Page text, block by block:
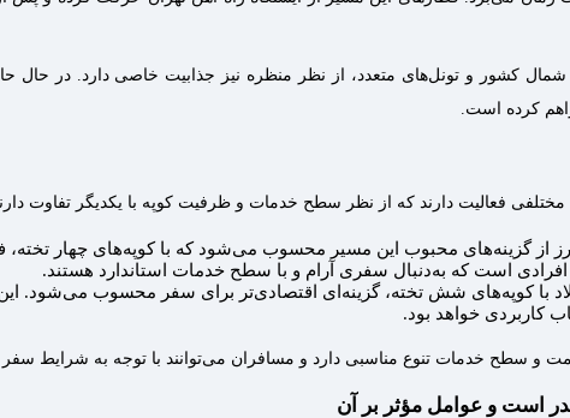
کشور و تونل‌های متعدد، از نظر منظره نیز جذابیت خاصی دارد. در حال
کرده است.
فعالیت دارند که از نظر سطح خدمات و ظرفیت کوپه با یکدیگر تفاوت
از گزینه‌های محبوب این مسیر محسوب می‌شود که با کوپه‌های چهار
افرادی است که به‌دنبال سفری آرام و با سطح خدمات استاندارد هستند.
با کوپه‌های شش تخته، گزینه‌ای اقتصادی‌تر برای سفر محسوب می‌شود.
کاربردی خواهد بود.
و سطح خدمات تنوع مناسبی دارد و مسافران می‌توانند با توجه به شرایط سفر
است و عوامل مؤثر بر آن